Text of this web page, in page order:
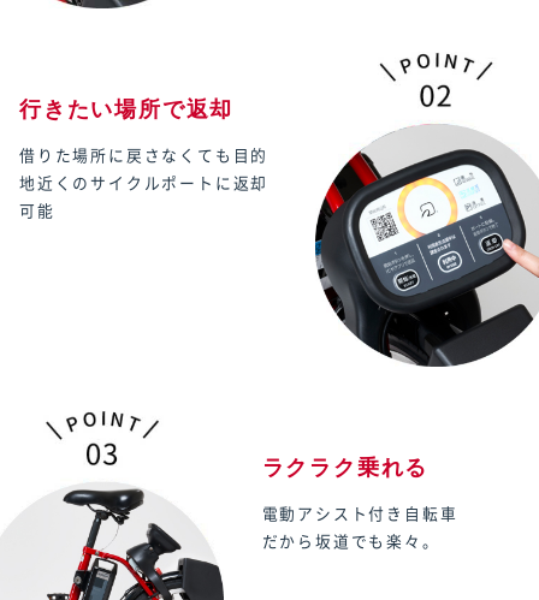
行きたい場所で返却
借りた場所に戻さなくても目的
地近くのサイクルポートに返却
可能
ラクラク乗れる
電動アシスト付き自転車
だから坂道でも楽々。